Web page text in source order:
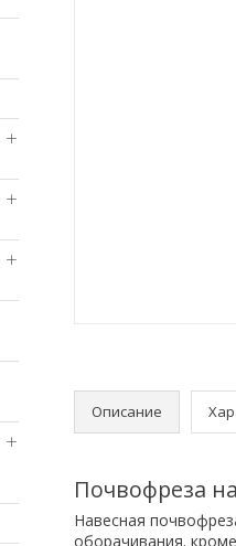
Описание
Почвофреза
Навесная
оборачивания.